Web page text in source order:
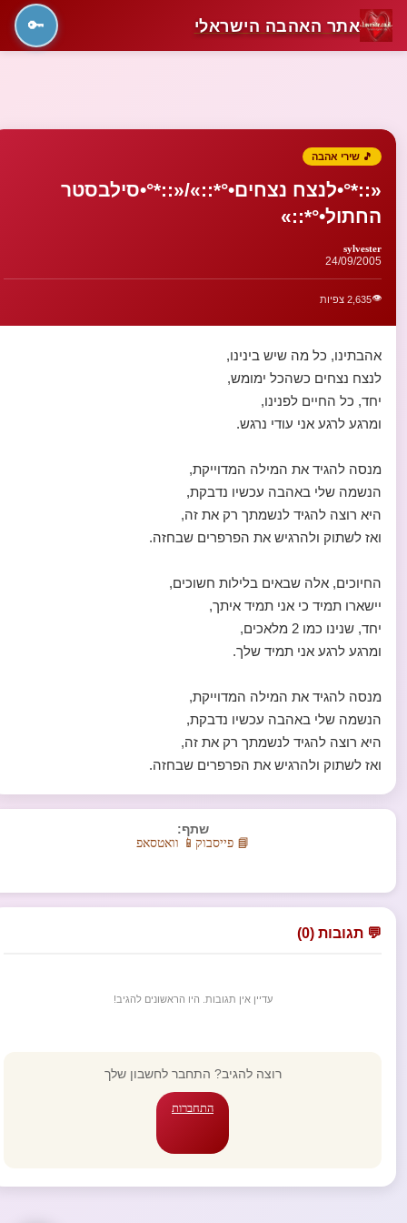
אתר האהבה הישראלי 🔑
🎵 שירי אהבה
«::*°•לנצח נצחים•°*::»/«::*°•סילבסטר
החתול•°*::»
sylvester
24/09/2005
👁️2,635 צפיות
אהבתינו, כל מה שיש בינינו,
לנצח נצחים כשהכל ימומש,
יחד, כל החיים לפנינו,
ומרגע לרגע אני עודי נרגש.
מנסה להגיד את המילה המדוייקת,
הנשמה שלי באהבה עכשיו נדבקת,
היא רוצה להגיד לנשמתך רק את זה,
ואז לשתוק ולהרגיש את הפרפרים שבחזה.
החיוכים, אלה שבאים בלילות חשוכים,
יישארו תמיד כי אני תמיד איתך,
יחד, שנינו כמו 2 מלאכים,
ומרגע לרגע אני תמיד שלך.
מנסה להגיד את המילה המדוייקת,
הנשמה שלי באהבה עכשיו נדבקת,
היא רוצה להגיד לנשמתך רק את זה,
ואז לשתוק ולהרגיש את הפרפרים שבחזה.
שתף:
📘 פייסבוק 📱 וואטסאפ
💬 תגובות (0)
עדיין אין תגובות. היו הראשונים להגיב!
רוצה להגיב? התחבר לחשבון שלך
התחברות